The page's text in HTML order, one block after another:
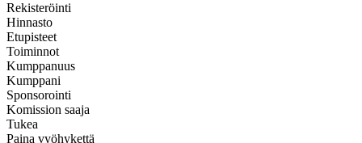
Rekisteröinti
Hinnasto
Etupisteet
Toiminnot
Kumppanuus
Kumppani
Sponsorointi
Komission saaja
Tukea
Paina vyöhykettä